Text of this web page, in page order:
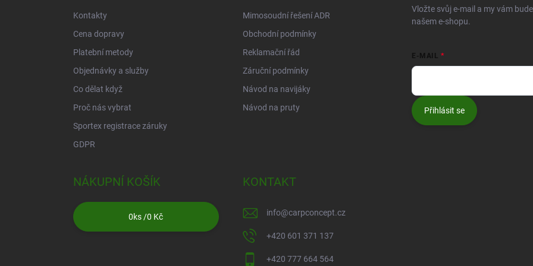
Kontakty
Cena dopravy
Platební metody
Objednávky a služby
Co dělat když
Proč nás vybrat
Sportex registrace záruky
GDPR
Mimosoudní řešení ADR
Obchodní podmínky
Reklamační řád
Záruční podmínky
Návod na navijáky
Návod na pruty
Vložte svůj e-mail a my vám
našem e-shopu.
E-MAIL
Přihlásit se
NÁKUPNÍ KOŠÍK
0ks /0 Kč
KONTAKT
info@carpconcept.cz
+420 601 371 137
+420 777 664 564